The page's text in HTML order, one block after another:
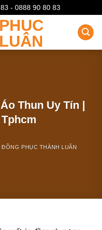
- 0888 90 80 83
Thun Uy Tín |
ĐỒNG PHỤC THÀNH LUÂN